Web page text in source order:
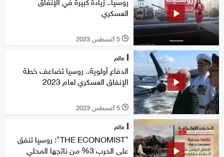
العسكري
l 5 أغسطس 2023
عالم
الدفاع أولوية.. روسيا تضاعف خطة
الإنفاق العسكري لعام 2023
l 5 أغسطس 2023
عالم
"THE ECONOMIST": روسيا تنفق
على الحرب 3% من ناتجها المحلي